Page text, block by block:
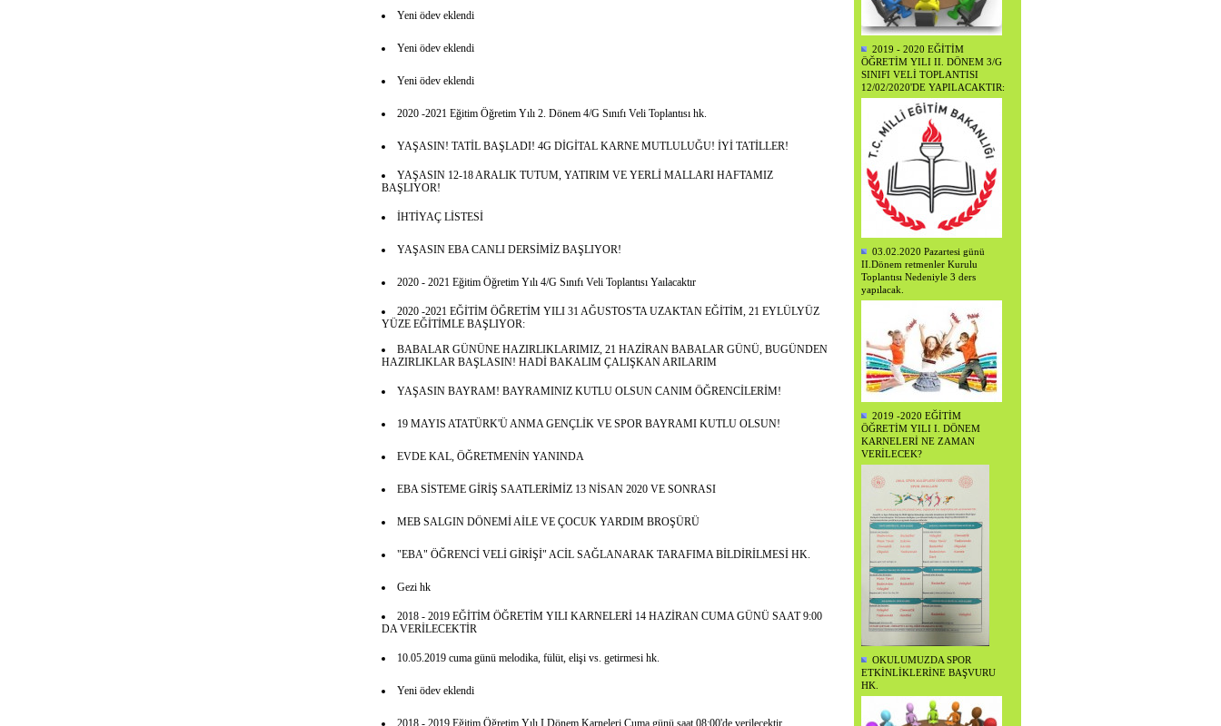
Yeni ödev eklendi
Yeni ödev eklendi
Yeni ödev eklendi
2020 -2021 Eğitim Öğretim Yılı 2. Dönem 4/G Sınıfı Veli Toplantısı hk.
YAŞASIN! TATİL BAŞLADI! 4G DİGİTAL KARNE MUTLULUĞU! İYİ TATİLLER!
YAŞASIN 12-18 ARALIK TUTUM, YATIRIM VE YERLİ MALLARI HAFTAMIZ
BAŞLIYOR!
İHTİYAÇ LİSTESİ
YAŞASIN EBA CANLI DERSİMİZ BAŞLIYOR!
2020 - 2021 Eğitim Öğretim Yılı 4/G Sınıfı Veli Toplantısı Yaılacaktır
2020 -2021 EĞİTİM ÖĞRETİM YILI 31 AĞUSTOS'TA UZAKTAN EĞİTİM, 21 EYLÜLYÜZ
YÜZE EĞİTİMLE BAŞLIYOR:
BABALAR GÜNÜNE HAZIRLIKLARIMIZ, 21 HAZİRAN BABALAR GÜNÜ, BUGÜNDEN
HAZIRLIKLAR BAŞLASIN! HADİ BAKALIM ÇALIŞKAN ARILARIM
YAŞASIN BAYRAM! BAYRAMINIZ KUTLU OLSUN CANIM ÖĞRENCİLERİM!
19 MAYIS ATATÜRK'Ü ANMA GENÇLİK VE SPOR BAYRAMI KUTLU OLSUN!
EVDE KAL, ÖĞRETMENİN YANINDA
EBA SİSTEME GİRİŞ SAATLERİMİZ 13 NİSAN 2020 VE SONRASI
MEB SALGIN DÖNEMİ AİLE VE ÇOCUK YARDIM BROŞÜRÜ
"EBA" ÖĞRENCİ VELİ GİRİŞİ" ACİL SAĞLANARAK TARAFIMA BİLDİRİLMESİ HK.
Gezi hk
2018 - 2019 EĞİTİM ÖĞRETİM YILI KARNELERİ 14 HAZİRAN CUMA GÜNÜ SAAT 9:00
DA VERİLECEKTİR
10.05.2019 cuma günü melodika, fülüt, elişi vs. getirmesi hk.
Yeni ödev eklendi
2018 - 2019 Eğitim Öğretim Yılı I.Dönem Karneleri Cuma günü saat 08:00'de verilecektir
2019 - 2020 EĞİTİM
ÖĞRETİM YILI II. DÖNEM 3/G
SINIFI VELİ TOPLANTISI
12/02/2020'DE YAPILACAKTIR:
03.02.2020 Pazartesi günü
II.Dönem retmenler Kurulu
Toplantısı Nedeniyle 3 ders
yapılacak.
2019 -2020 EĞİTİM
ÖĞRETİM YILI I. DÖNEM
KARNELERİ NE ZAMAN
VERİLECEK?
OKULUMUZDA SPOR
ETKİNLİKLERİNE BAŞVURU
HK.